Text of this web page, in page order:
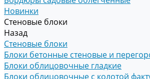
Новинки
Стеновые блоки
Назад
Стеновые блоки
Блоки бетонные стеновые и
Блоки облицовочные гладкие
Блоки облицовочные с колотой